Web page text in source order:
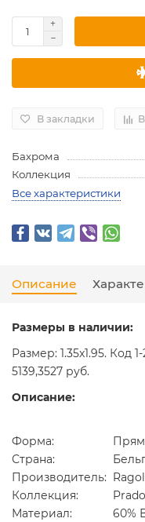
В закладки
Бахрома
Коллекция
Все характеристики
Описание
Размеры в наличии:
Размер: 1.35x1.95. Код
5139,3527 руб.
Описание:
Форма:
Страна:
Производитель:
Коллекция:
Prado
Материал:
60%